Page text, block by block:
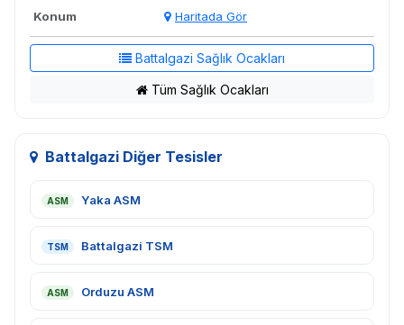
Konum
Haritada Gör
Battalgazi Sağlık Ocakları
Tüm Sağlık Ocakları
Battalgazi Diğer Tesisler
ASM Yaka ASM
TSM Battalgazi TSM
ASM Orduzu ASM